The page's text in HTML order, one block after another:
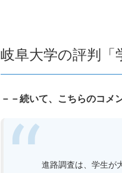
岐阜大学の評判「
－－続いて、こちらのコメ
進路調査は、学生が